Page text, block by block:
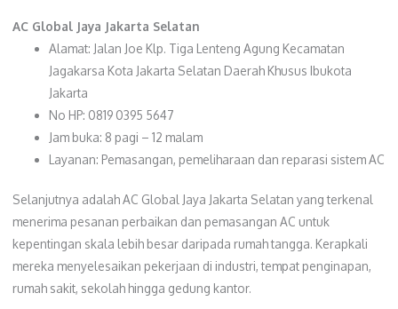
AC Global Jaya Jakarta Selatan
Alamat: Jalan Joe Klp. Tiga Lenteng Agung Kecamatan
Jagakarsa Kota Jakarta Selatan Daerah Khusus Ibukota
Jakarta
No HP: 0819 0395 5647
Jam buka: 8 pagi – 12 malam
Layanan: Pemasangan, pemeliharaan dan reparasi sistem AC
Selanjutnya adalah AC Global Jaya Jakarta Selatan yang terkenal
menerima pesanan perbaikan dan pemasangan AC untuk
kepentingan skala lebih besar daripada rumah tangga. Kerapkali
mereka menyelesaikan pekerjaan di industri, tempat penginapan,
rumah sakit, sekolah hingga gedung kantor.